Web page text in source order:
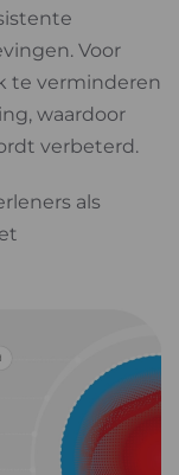
Voor
te verminderen
waardoor
verbeterd.
als